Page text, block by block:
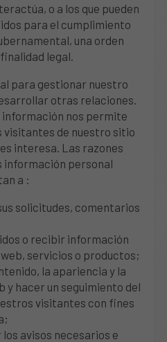
o a los que pueden
para el cumplimiento
una orden
legal.
para gestionar nuestro
otras relaciones.
nos permite
visitantes de nuestro sitio
interesa. Las razones
información personal
a :
solicitudes, comentarios
o recibir información
servicios o productos;
la apariencia y la
y hacer un seguimiento del
visitantes con fines
avisos necesarios e